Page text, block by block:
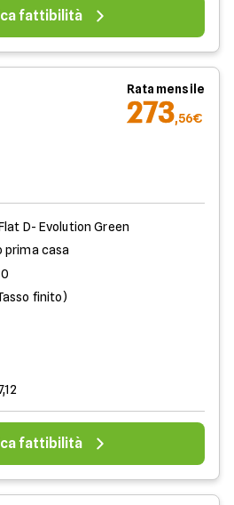
fattibilità
Rata mensile
273,56€
D- Evolution Green
prima casa
finito)
fattibilità